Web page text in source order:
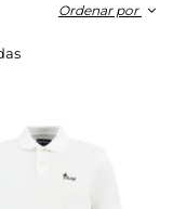
Ordenar por